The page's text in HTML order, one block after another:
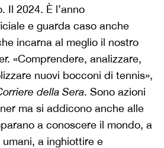
Il 2024. È l’anno
e guarda caso anche
incarna al meglio il nostro
«Comprendere, analizzare,
nuovi bocconi di tennis»,
della Sera. Sono azioni
ma si addicono anche alle
a conoscere il mondo, a
a inghiottire e